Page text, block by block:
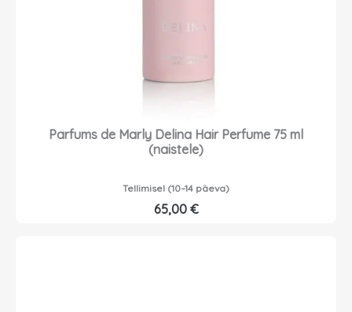
Parfums de Marly Delina Hair Perfume 75 ml
(naistele)
Tellimisel (10–14 päeva)
65,00 €